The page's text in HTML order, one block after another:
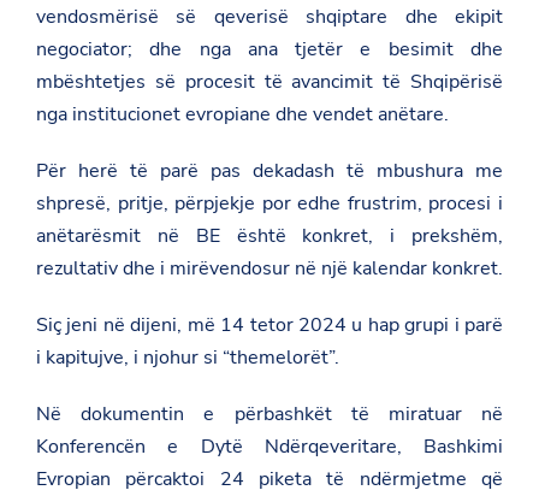
vendosmërisë së qeverisë shqiptare dhe ekipit
negociator; dhe nga ana tjetër e besimit dhe
mbështetjes së procesit të avancimit të Shqipërisë
nga institucionet evropiane dhe vendet anëtare.
Për herë të parë pas dekadash të mbushura me
shpresë, pritje, përpjekje por edhe frustrim, procesi i
anëtarësmit në BE është konkret, i prekshëm,
rezultativ dhe i mirëvendosur në një kalendar konkret.
Siç jeni në dijeni, më 14 tetor 2024 u hap grupi i parë
i kapitujve, i njohur si “themelorët”.
Në dokumentin e përbashkët të miratuar në
Konferencën e Dytë Ndërqeveritare, Bashkimi
Evropian përcaktoi 24 piketa të ndërmjetme që